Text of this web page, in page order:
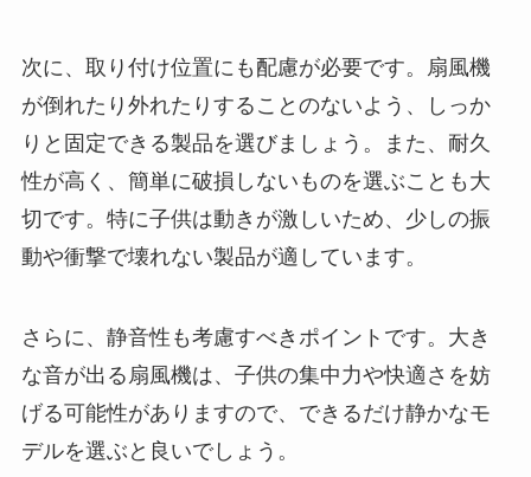
次に、取り付け位置にも配慮が必要です。扇風機
が倒れたり外れたりすることのないよう、しっか
りと固定できる製品を選びましょう。また、耐久
性が高く、簡単に破損しないものを選ぶことも大
切です。特に子供は動きが激しいため、少しの振
動や衝撃で壊れない製品が適しています。
さらに、静音性も考慮すべきポイントです。大き
な音が出る扇風機は、子供の集中力や快適さを妨
げる可能性がありますので、できるだけ静かなモ
デルを選ぶと良いでしょう。